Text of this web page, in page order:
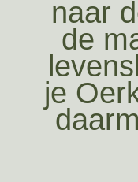
naar
de
je